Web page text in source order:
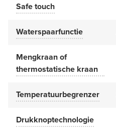
Safe touch
Waterspaarfunctie
Mengkraan of
thermostatische kraan
Temperatuurbegrenzer
Drukknoptechnologie